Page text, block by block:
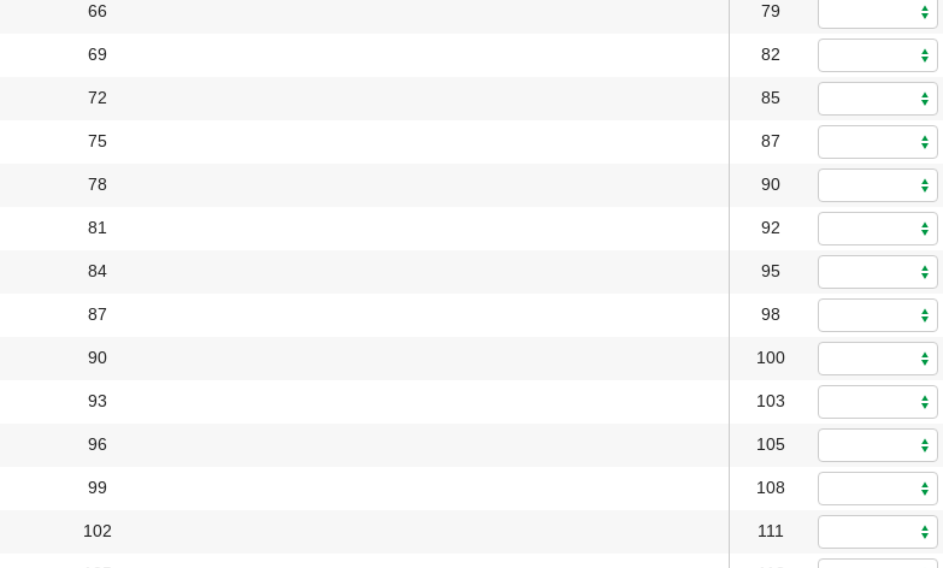
66 79
69 82
72 85
75 87
78 90
81 92
84 95
87 98
90 100
93 103
96 105
99 108
102 111